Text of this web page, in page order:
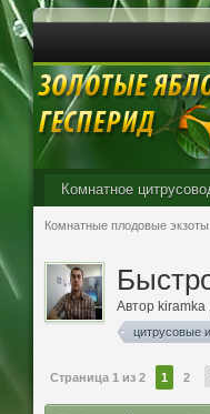
Комнатное
Комнатные плодовые экзоты
Автор kiramka
цитрусовые
Страница 1 из 2 1 2